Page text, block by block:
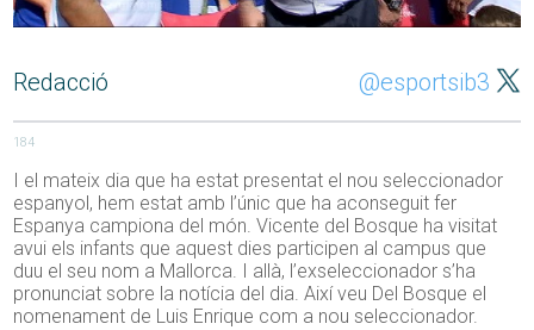
Redacció @esportsib3
184
I el mateix dia que ha estat presentat el nou seleccionador
espanyol, hem estat amb l’únic que ha aconseguit fer
Espanya campiona del món. Vicente del Bosque ha visitat
avui els infants que aquest dies participen al campus que
duu el seu nom a Mallorca. I allà, l’exseleccionador s’ha
pronunciat sobre la notícia del dia. Així veu Del Bosque el
nomenament de Luis Enrique com a nou seleccionador.